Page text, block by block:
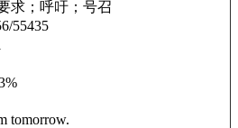
求；呼吁；号召
55435
tomorrow.